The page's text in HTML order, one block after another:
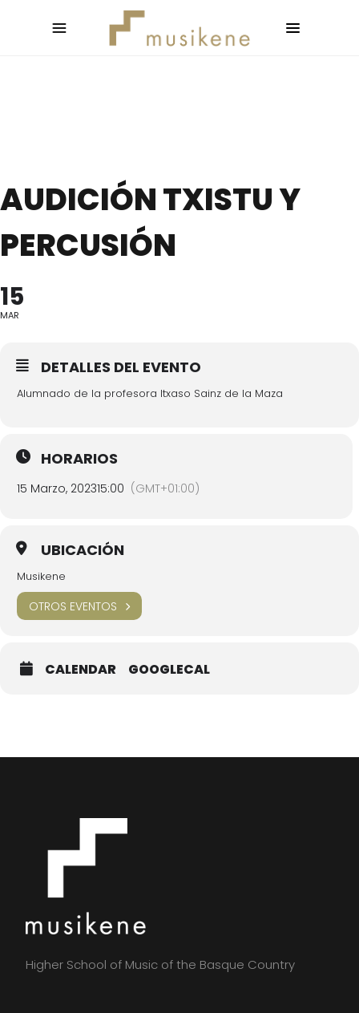
AUDICIÓN TXISTU Y
PERCUSIÓN
15
MAR
DETALLES DEL EVENTO
Alumnado de la profesora Itxaso Sainz de la Maza
HORARIOS
15 Marzo, 202315:00 (GMT+01:00)
UBICACIÓN
Musikene
OTROS EVENTOS
CALENDAR GOOGLECAL
Higher School of Music of the Basque Country